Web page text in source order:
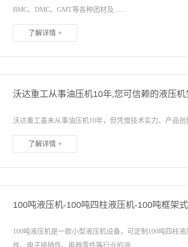
BMC、DMC、GMT等各种团材及......
了解详情 +
沃达重工从事油压机10年,您可信赖的液压机
沃达重工虽未从事油压机10年，但凭借技术实力、产品
了解详情 +
100吨液压机-100吨四柱液压机-100吨框架
100吨液压机是一款小型液压机设备，可定制100吨四柱
件、电子接插件、电器零件等行业的冲......